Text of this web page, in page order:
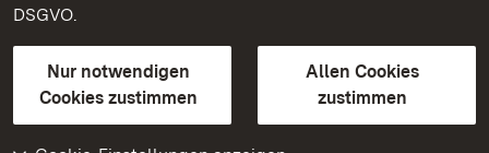
DSGVO.
Nur notwendigen
Cookies zustimmen
Allen Cookies
zustimmen
Kontakt
GebärdenspracheLeichte Sprache
Erklärung zur Barrierefreiheit
BITV-konform (geprüfte Seiten)